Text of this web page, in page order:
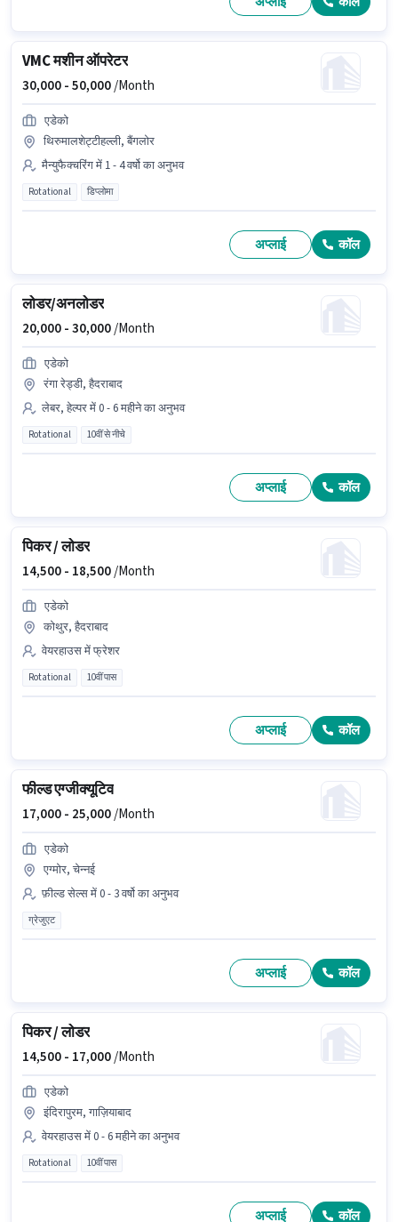
VMC मशीन ऑपरेटर
30,000 -50,000/Month
एडेको
थिरुमालशेट्टीहल्ली, बैंगलोर
मैन्युफैक्चरिंग में 1 - 4 वर्षो का अनुभव
Rotational डिप्लोमा
अप्लाई कॉल
लोडर/अनलोडर
20,000 -30,000/Month
एडेको
रंगा रेड्डी, हैदराबाद
लेबर, हेल्पर में 0 - 6 महीने का अनुभव
Rotational 10वीं से नीचे
अप्लाई कॉल
पिकर / लोडर
14,500 - 18,500/Month
एडेको
कोथुर, हैदराबाद
वेयरहाउस में फ्रेशर
Rotational 10वीं पास
अप्लाई कॉल
फील्ड एग्जीक्यूटिव
17,000 - 25,000/Month
एडेको
एग्मोर, चेन्नई
फ़ील्ड सेल्स में 0 - 3 वर्षो का अनुभव
ग्रेजुएट
अप्लाई कॉल
पिकर / लोडर
14,500 - 17,000/Month
एडेको
इंदिरापुरम, गाज़ियाबाद
वेयरहाउस में 0 - 6 महीने का अनुभव
Rotational 10वीं पास
अप्लाई कॉल